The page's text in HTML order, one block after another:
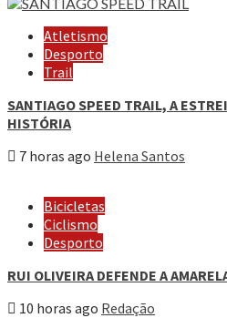
Atletismo
Desporto
Trail
SANTIAGO SPEED TRAIL, A
HISTÓRIA
7 horas ago Helena Santos
Bicicletas
Ciclismo
Desporto
RUI OLIVEIRA DEFENDE A
10 horas ago Redação